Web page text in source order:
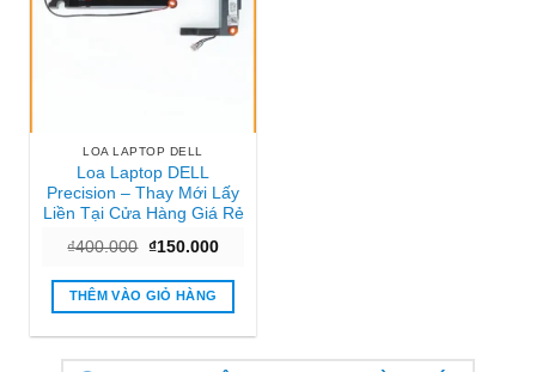
LOA LAPTOP DELL
Loa Laptop DELL
Precision – Thay Mới Lấy
Liền Tại Cửa Hàng Giá Rẻ
₫400.000 Giá
là:
₫400.000.
₫150.000Giá
tại
₫150.000.
THÊM VÀO GIỎ HÀNG